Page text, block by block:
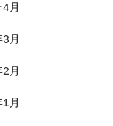
月
月
月
月